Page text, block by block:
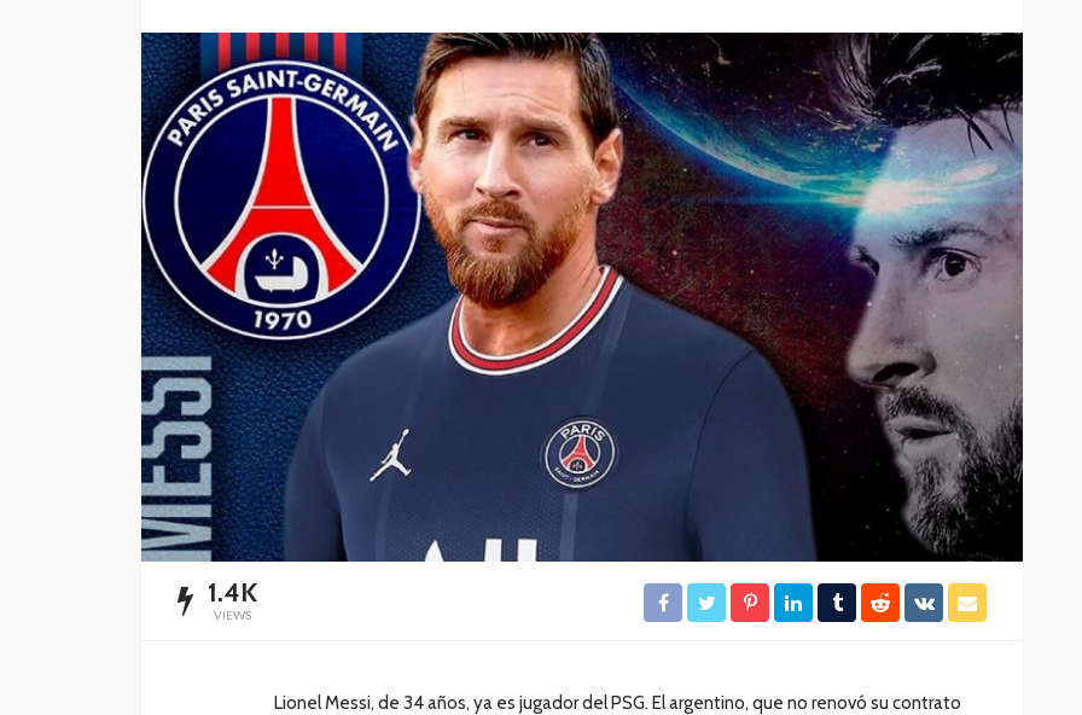
1.4K
VIEWS
Lionel Messi, de 34 años, ya es jugador del PSG. El argentino, que no renovó su contrato
CANCÚN DESTACADAS
Playa del Carmen lidera
mercado de rentas
vacacionales
Redacción 14 horas ago 22
CANCÚN DESTACADAS
Brigadistas contienen
incendio forestal en la
colonia Chiapaneca
Redacción 14 horas ago